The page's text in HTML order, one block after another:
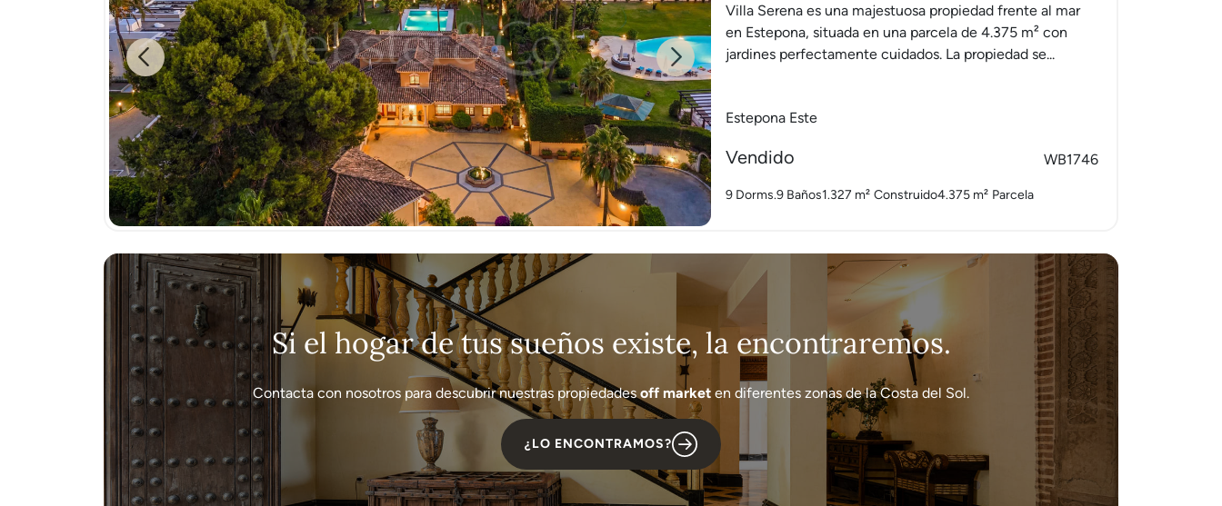
Previous Next
Villa Serena es una majestuosa propiedad frente al mar
en Estepona, situada en una parcela de 4.375 m² con
jardines perfectamente cuidados. La propiedad se...
Estepona Este
Vendido WB1746
9 Dorms.9 Baños1.327 m² Construido4.375 m² Parcela
Si el hogar de tus sueños existe, la encontraremos.
Contacta con nosotros para descubrir nuestras propiedadesoff market en diferentes zonas de la Costa del Sol.
¿LO ENCONTRAMOS?